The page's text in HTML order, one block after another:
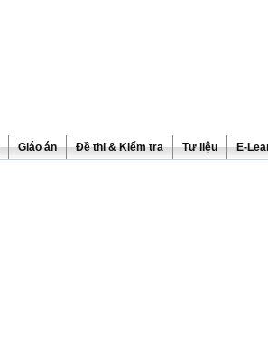
Giáo án Đề thi & Kiểm tra Tư liệu E-